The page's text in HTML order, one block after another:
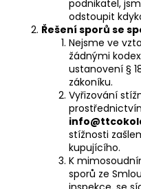
podnikatel,
odstoupit
Řešení sporů se
Nejsme ve
žádnými
ustanovení §
zákoníku.
Vyřizování
stížnosti
kupujícího.
K
sporů ze